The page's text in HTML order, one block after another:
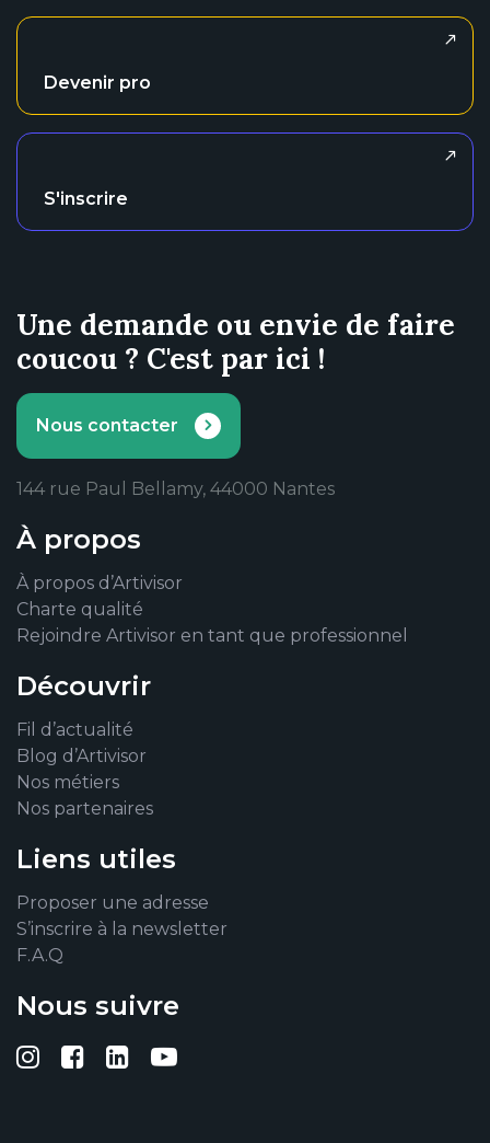
Devenir pro
S'inscrire
Une demande ou envie de faire
coucou ? C'est par ici !
Nous contacter
144 rue Paul Bellamy, 44000 Nantes
À propos
À propos d’Artivisor
Charte qualité
Rejoindre Artivisor en tant que professionnel
Découvrir
Fil d’actualité
Blog d’Artivisor
Nos métiers
Nos partenaires
Liens utiles
Proposer une adresse
S’inscrire à la newsletter
F.A.Q
Nous suivre
Suivez-nous sur Instagram
Suivez-nous sur Facebook
Suivez-nous sur Linkedin
Suivez-nous sur